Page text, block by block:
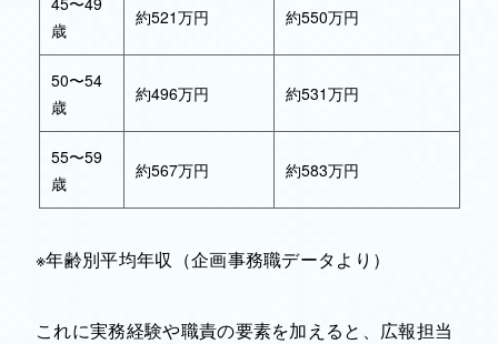
歳
約521万円 約550万円
50〜54
歳
約496万円 約531万円
55〜59
歳
約567万円 約583万円
※年齢別平均年収（企画事務職データより）
これに実務経験や職責の要素を加えると、広報担当